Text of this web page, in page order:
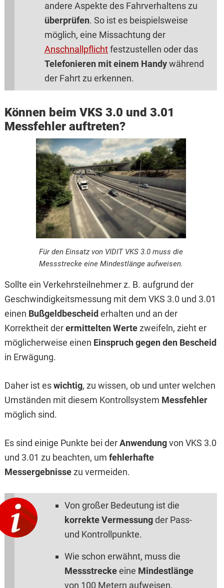
andere Aspekte des Fahrverhaltens zu
überprüfen. So ist es beispielsweise
möglich, eine Missachtung der
Anschnallpflichtfestzustellen oder das
Telefonieren mit einem Handywährend
der Fahrt zu erkennen.
Können beim VKS 3.0 und 3.01
Messfehler auftreten?
Für den Einsatz von VIDIT VKS 3.0 muss die
Messstrecke eine Mindestlänge aufweisen.
Sollte ein Verkehrsteilnehmer z. B. aufgrund der
Geschwindigkeitsmessung mit dem VKS 3.0 und 3.01
einen Bußgeldbescheid erhalten und an der
Korrektheit derermittelten Wertezweifeln, zieht er
möglicherweise einen Einspruch gegen den Bescheid
in Erwägung.
Daher ist eswichtig, zu wissen, ob und unter welchen
Umständen mit diesem Kontrollsystem Messfehler
möglich sind.
Es sind einige Punkte bei derAnwendungvon VKS 3.0
und 3.01 zu beachten, um fehlerhafte
Messergebnissezu vermeiden.
Von großer Bedeutung ist die
korrekte Vermessungder Pass-
und Kontrollpunkte.
Wie schon erwähnt, muss die
Messstreckeeine Mindestlänge
von 100 Metern aufweisen.